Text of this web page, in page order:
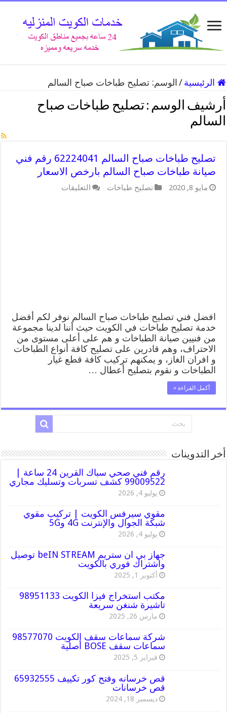
الرئيسية / الوسم:تصليح طباخات صباح السالم
أرشيف الوسم :تصليح طباخات صباح
السالم
تصليح طباخات صباح السالم 62224041 رقم فني
صيانة طباخات صباح السالم بارخص الاسعار
مايو 8, 2020 تصليح طباخات التعليقات
مغلقة
افضل فني تصليح طباخات صباح السالم نوفر لكم أفضل
خدمة تصليح طباخات في الكويت حيث أننا لدينا مجموعة
من فنيين صيانة الطباخات و هم على أعلى مستوى من
الاحتراف، وهم قادرين على تصليح كافة أنواع الطباخات
و افران الغاز، و يمكنهم تركيب كافة قطع غيار
الطباخات و نقوم بتصليح أعطال …
أكمل القراءة »
أخر التدوينات
رقم فني صحي سباك القرين 24 ساعة |
99009522 كشف تسربات وتسليك مجاري
يوليو 4, 2026
مقوي سيرفس الكويت | تركيب مقوي
شبكة الجوال والإنترنت 4G و5G
يوليو 4, 2026
جهاز بي ان ستريم beIN STREAM توصيل
واشتراك فوري بالكويت
أكتوبر 1, 2025
مكتب استخراج فيزا الكويت 98951133
تاشيرة شنغن سريعة
مارس 26, 2025
شركة سماعات سقف الكويت 98577070
سماعات سقف BOSE أصلية
فبراير 5, 2025
قص خرسانه وفتح كور تكييف 65932555
قص خرسانات
ديسمبر 18, 2024